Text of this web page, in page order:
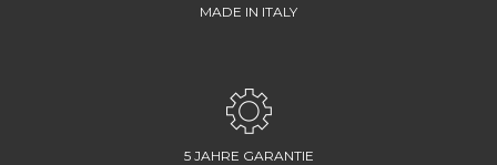
MADE IN ITALY
5 JAHRE GARANTIE